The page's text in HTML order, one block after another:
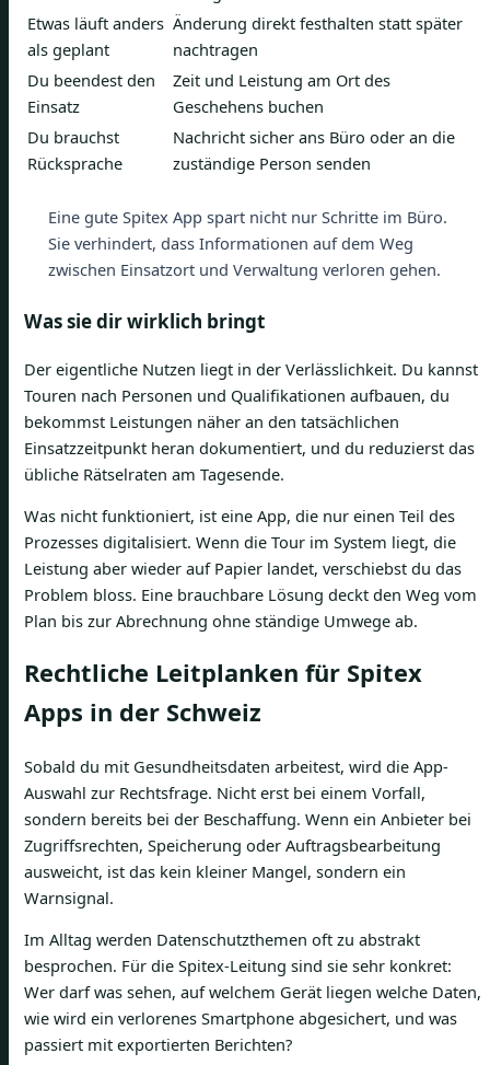
Etwas läuft anders
als geplant
Änderung direkt festhalten statt später
nachtragen
Du beendest den
Einsatz
Zeit und Leistung am Ort des
Geschehens buchen
Du brauchst
Rücksprache
Nachricht sicher ans Büro oder an die
zuständige Person senden
Eine gute Spitex App spart nicht nur Schritte im Büro.
Sie verhindert, dass Informationen auf dem Weg
zwischen Einsatzort und Verwaltung verloren gehen.
Was sie dir wirklich bringt
Der eigentliche Nutzen liegt in der Verlässlichkeit. Du kannst
Touren nach Personen und Qualifikationen aufbauen, du
bekommst Leistungen näher an den tatsächlichen
Einsatzzeitpunkt heran dokumentiert, und du reduzierst das
übliche Rätselraten am Tagesende.
Was nicht funktioniert, ist eine App, die nur einen Teil des
Prozesses digitalisiert. Wenn die Tour im System liegt, die
Leistung aber wieder auf Papier landet, verschiebst du das
Problem bloss. Eine brauchbare Lösung deckt den Weg vom
Plan bis zur Abrechnung ohne ständige Umwege ab.
Rechtliche Leitplanken für Spitex
Apps in der Schweiz
Sobald du mit Gesundheitsdaten arbeitest, wird die App-
Auswahl zur Rechtsfrage. Nicht erst bei einem Vorfall,
sondern bereits bei der Beschaffung. Wenn ein Anbieter bei
Zugriffsrechten, Speicherung oder Auftragsbearbeitung
ausweicht, ist das kein kleiner Mangel, sondern ein
Warnsignal.
Im Alltag werden Datenschutzthemen oft zu abstrakt
besprochen. Für die Spitex-Leitung sind sie sehr konkret:
Wer darf was sehen, auf welchem Gerät liegen welche Daten,
wie wird ein verlorenes Smartphone abgesichert, und was
passiert mit exportierten Berichten?